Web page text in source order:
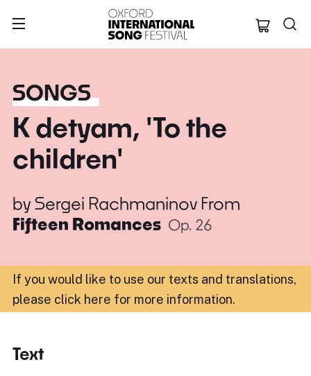
Oxford
SONGS
K detyam, 'To the
children'
by Sergei Rachmaninov From
Fifteen Romances Op. 26
If you would like to use our texts and translations,
please click here for more information.
Text